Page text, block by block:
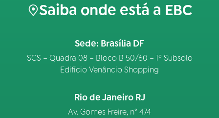
Saiba onde está a EBC
Sede: Brasília DF
SCS – Quadra 08 – Bloco B 50/60 – 1º Subsolo
Edifício Venâncio Shopping
Rio de Janeiro RJ
Av. Gomes Freire, n° 474